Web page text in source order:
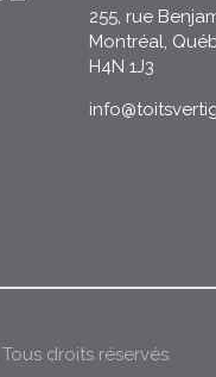
255, rue
Montréal,
H4N 1J3
droits réservés.